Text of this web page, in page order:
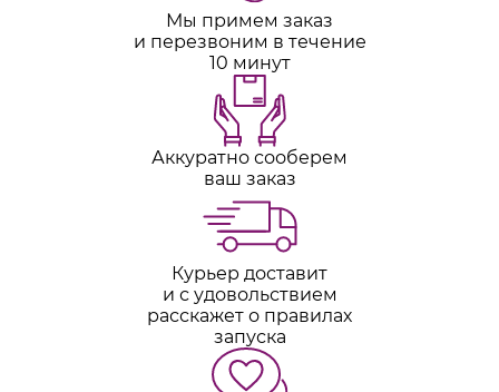
Мы примем заказ
и перезвоним в течение
10 минут
Аккуратно сооберем
ваш заказ
Курьер доставит
и с удовольствием
расскажет о правилах
запуска